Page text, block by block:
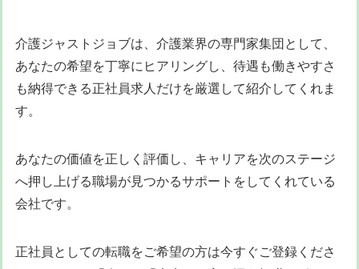
介護ジャストジョブは、介護業界の専門家集団として、
あなたの希望を丁寧にヒアリングし、待遇も働きやすさ
も納得できる正社員求人だけを厳選して紹介してくれま
す。
あなたの価値を正しく評価し、キャリアを次のステージ
へ押し上げる職場が見つかるサポートをしてくれている
会社です。
正社員としての転職をご希望の方は今すぐご登録くださ